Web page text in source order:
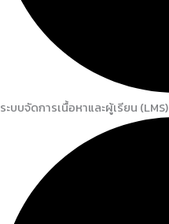
ระบบจัดการเนื้อหาและผู้เรียน (LMS)